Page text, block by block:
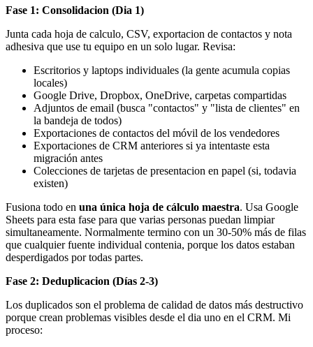
Fase 1: Consolidacion (Dia 1)
Junta cada hoja de calculo, CSV, exportacion de contactos y nota
adhesiva que use tu equipo en un solo lugar. Revisa:
Escritorios y laptops individuales (la gente acumula copias
locales)
Google Drive, Dropbox, OneDrive, carpetas compartidas
Adjuntos de email (busca "contactos" y "lista de clientes" en
la bandeja de todos)
Exportaciones de contactos del móvil de los vendedores
Exportaciones de CRM anteriores si ya intentaste esta
migración antes
Colecciones de tarjetas de presentacion en papel (si, todavia
existen)
Fusiona todo en una única hoja de cálculo maestra. Usa Google
Sheets para esta fase para que varias personas puedan limpiar
simultaneamente. Normalmente termino con un 30-50% más de filas
que cualquier fuente individual contenia, porque los datos estaban
desperdigados por todas partes.
Fase 2: Deduplicacion (Días 2-3)
Los duplicados son el problema de calidad de datos más destructivo
porque crean problemas visibles desde el dia uno en el CRM. Mi
proceso: